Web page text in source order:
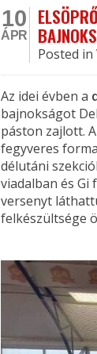
10
ÁPR
Posted in
Az idei évben a
bajnokságot
páston zajlott.
fegyveres
délutáni
viadalban és Gi
versenyt
felkészültsége